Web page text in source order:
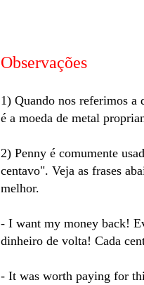
Observações
1) Quando nos referimos a
é a moeda de metal
2) Penny é comumente
centavo". Veja as frases
melhor.
- I want my money back!
dinheiro de volta! Cada
- It was worth paying for